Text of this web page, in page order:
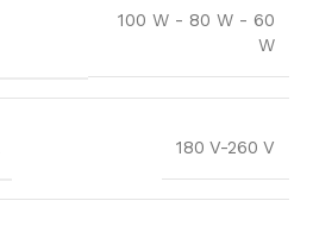
100 W - 80 W - 60
W
180 V-260 V